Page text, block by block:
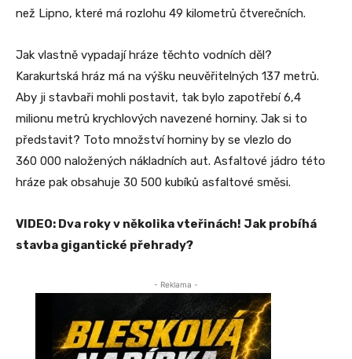
než Lipno, které má rozlohu 49 kilometrů čtverečních.
Jak vlastně vypadají hráze těchto vodních děl?
Karakurtská hráz má na výšku neuvěřitelných 137 metrů.
Aby ji stavbaři mohli postavit, tak bylo zapotřebí 6,4
milionu metrů krychlových navezené horniny. Jak si to
představit? Toto množství horniny by se vlezlo do
360 000 naložených nákladních aut. Asfaltové jádro této
hráze pak obsahuje 30 500 kubíků asfaltové směsi.
VIDEO: Dva roky v několika vteřinách! Jak probíhá
stavba gigantické přehrady?
- Reklama -